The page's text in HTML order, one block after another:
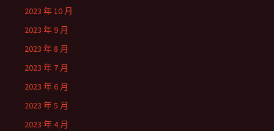
2023 年 10 月
2023 年 9 月
2023 年 8 月
2023 年 7 月
2023 年 6 月
2023 年 5 月
2023 年 4 月